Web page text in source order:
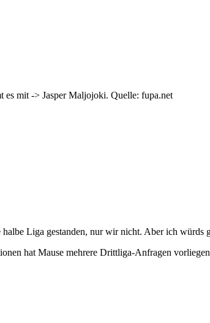
mit -> Jasper Maljojoki. Quelle: fupa.net
Liga gestanden, nur wir nicht. Aber ich
hat Mause mehrere Drittliga-Anfragen